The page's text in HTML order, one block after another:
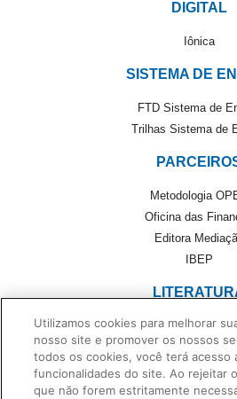
DIGITAL
Iônica
SISTEMA DE
FTD Sistema de
Trilhas Sistema de
Metodologia
Oficina das
Editora
IBEP
Literatura
Cultivando
Foreign Rights
Monteiro
Utilizamos cookies para melhorar
nosso site e promover os nossos
todos os cookies, você terá acesso
funcionalidades do site. Ao rejeitar
que não forem estritamente